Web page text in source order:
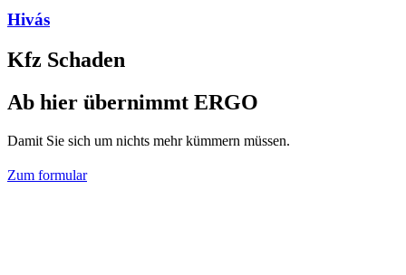
Hivás
Kfz Schaden
Ab hier übernimmt ERGO
Damit Sie sich um nichts mehr kümmern müssen.
Zum formular